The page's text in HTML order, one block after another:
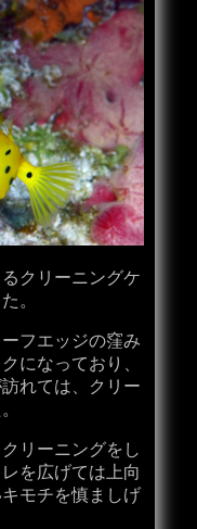
クリーニングケ
。
フエッジの窪み
になっており、
れては、クリー
リーニングをし
を広げては上向
モチを慎ましげ